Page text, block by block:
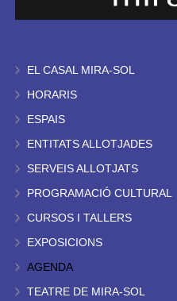
EL CASAL MIRA-SOL
HORARIS
ESPAIS
ENTITATS ALLOTJADES
SERVEIS ALLOTJATS
PROGRAMACIÓ CULTURAL
CURSOS I TALLERS
EXPOSICIONS
AGENDA
TEATRE DE MIRA-SOL